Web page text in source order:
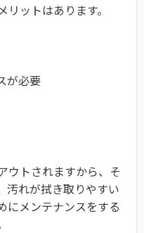
ットはあります。
が必要
ウトされますから、そ
汚れが拭き取りやすい
にメンテナンスをする